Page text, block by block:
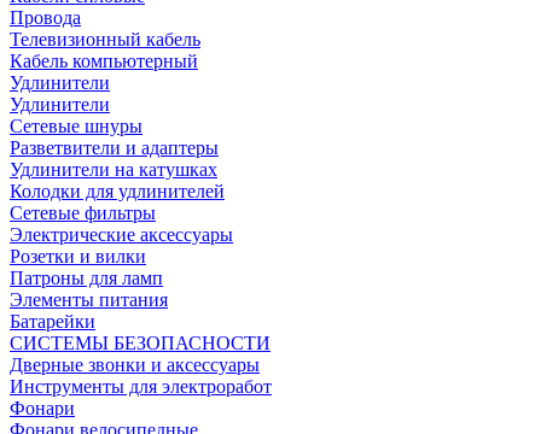
Провода
Телевизионный кабель
Кабель компьютерный
Удлинители
Удлинители
Сетевые шнуры
Разветвители и адаптеры
Удлинители на катушках
Колодки для удлинителей
Сетевые фильтры
Электрические аксессуары
Розетки и вилки
Патроны для ламп
Элементы питания
Батарейки
СИСТЕМЫ БЕЗОПАСНОСТИ
Дверные звонки и аксессуары
Инструменты для электроработ
Фонари
Фонари велосипедные